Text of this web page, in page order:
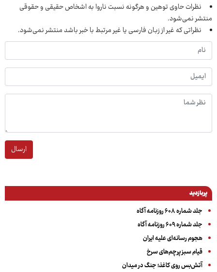
نظرات حاوی توهین و هرگونه نسبت ناروا به اشخاص حقیقی و حقوقی
منتشر نمی‌شود.
نظراتی که غیر از زبان فارسی یا غیر مرتبط با خبر باشد منتشر نمی‌شود.
ارسال
پربازدید
جلد شماره ۶۰۸ روزنامه آگاه
جلد شماره ۶۰۹ روزنامه آگاه
هجوم رسانه‌ای علیه ایران
قیام سبز پرچم‌های سرخ
آتش‌بس روی کاغذ؛ جنگ در میدان